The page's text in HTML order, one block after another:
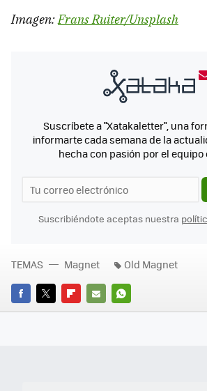
Imagen:Frans Ruiter/Unsplash
Suscríbete a "Xatakaletter", una
informarte cada semana de la
hecha con pasión por el equipo
Suscribiéndote aceptas nuestra
FACEBOOK
TWITTERFLIPBOARD
E-
WHATSAPP
TEMAS Magnet Old Magnet